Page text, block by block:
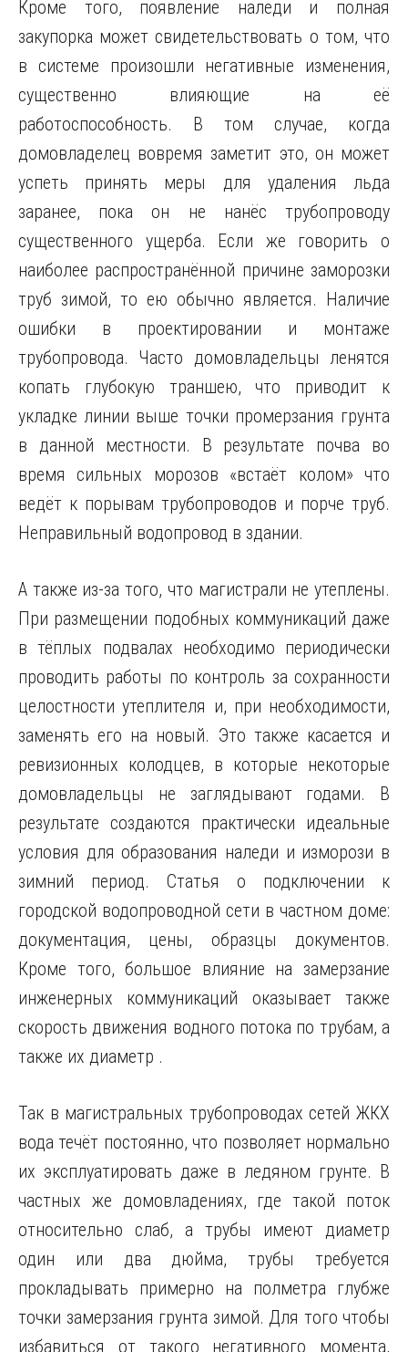
Кроме того, появление наледи и полная
закупорка может свидетельствовать о том, что
в системе произошли негативные изменения,
существенно влияющие на её
работоспособность. В том случае, когда
домовладелец вовремя заметит это, он может
успеть принять меры для удаления льда
заранее, пока он не нанёс трубопроводу
существенного ущерба. Если же говорить о
наиболее распространённой причине заморозки
труб зимой, то ею обычно является. Наличие
ошибки в проектировании и монтаже
трубопровода. Часто домовладельцы ленятся
копать глубокую траншею, что приводит к
укладке линии выше точки промерзания грунта
в данной местности. В результате почва во
время сильных морозов «встаёт колом» что
ведёт к порывам трубопроводов и порче труб.
Неправильный водопровод в здании.
А также из-за того, что магистрали не утеплены.
При размещении подобных коммуникаций даже
в тёплых подвалах необходимо периодически
проводить работы по контроль за сохранности
целостности утеплителя и, при необходимости,
заменять его на новый. Это также касается и
ревизионных колодцев, в которые некоторые
домовладельцы не заглядывают годами. В
результате создаются практически идеальные
условия для образования наледи и изморози в
зимний период. Статья о подключении к
городской водопроводной сети в частном доме:
документация, цены, образцы документов.
Кроме того, большое влияние на замерзание
инженерных коммуникаций оказывает также
скорость движения водного потока по трубам, а
также их диаметр .
Так в магистральных трубопроводах сетей ЖКХ
вода течёт постоянно, что позволяет нормально
их эксплуатировать даже в ледяном грунте. В
частных же домовладениях, где такой поток
относительно слаб, а трубы имеют диаметр
один или два дюйма, трубы требуется
прокладывать примерно на полметра глубже
точки замерзания грунта зимой. Для того чтобы
избавиться от такого негативного момента,